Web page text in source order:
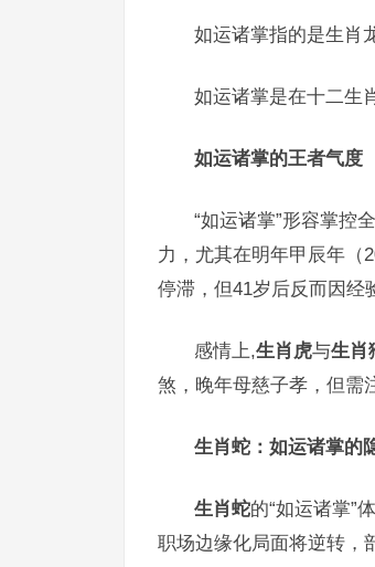
如运诸掌指的是生肖
如运诸掌是在十二生
如运诸掌的王者气度
“如运诸掌”形容掌控
力，尤其在明年甲辰年（
停滞，但41岁后反而因经
感情上,生肖虎与生肖
煞，晚年母慈子孝，但需
生肖蛇：如运诸掌的
生肖蛇的“如运诸掌”
职场边缘化局面将逆转，